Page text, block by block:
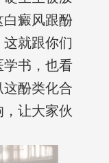
癜风跟酚
就跟你们
书，也看
酚类化合
让大家伙